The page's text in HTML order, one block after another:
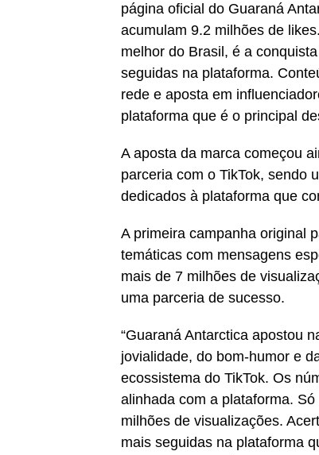
página oficial do Guaraná
acumulam 9.2 milhões de
melhor do Brasil, é a
seguidas na plataforma.
rede e aposta em
plataforma que é o principal
A aposta da marca começou
parceria com o TikTok, sendo
dedicados à plataforma que
A primeira campanha original
temáticas com mensagens
mais de 7 milhões de
uma parceria de sucesso.
“Guaraná Antarctica apostou
jovialidade, do bom-humor e
ecossistema do TikTok. Os
alinhada com a plataforma.
milhões de visualizações.
mais seguidas na plataforma